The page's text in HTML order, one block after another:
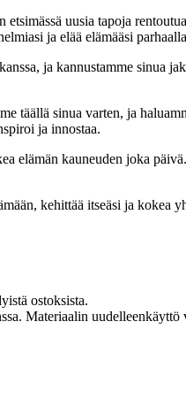
uusia tapoja
ja elää elämääsi
ja kannustamme sinua
täällä sinua varten, ja
ja innostaa.
elämän kauneuden joka
kehittää itseäsi ja kokea
ostoksista.
Materiaalin